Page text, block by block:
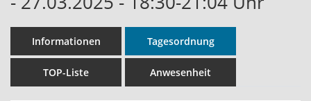
Informationen Tagesordnung
TOP-Liste Anwesenheit